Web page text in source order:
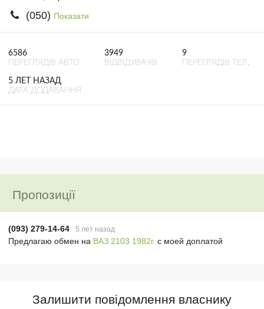
(050) Показати
6586
ПЕРЕГЛЯДІВ АВТО
3949
ВІДВІДУВАЧІВ
9
ПЕРЕГЛЯДІВ ТЕЛ.
5 ЛЕТ НАЗАД
ДАТА ДОДАВАННЯ
Пропозиції
(093) 279-14-64 5 лет назад
Предлагаю обмен на ВАЗ 2103 1982г. с моей доплатой
Залишити повідомлення власнику